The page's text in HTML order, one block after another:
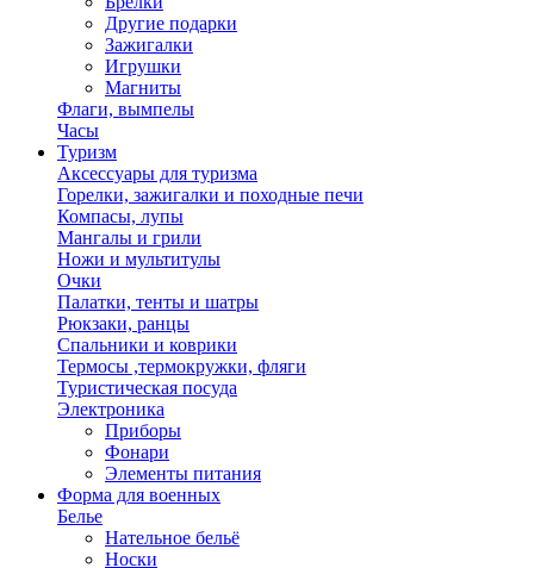
Другие подарки
Зажигалки
Игрушки
Магниты
Флаги, вымпелы
Часы
Туризм
Аксессуары для туризма
Горелки, зажигалки и походные печи
Компасы, лупы
Мангалы и грили
Ножи и мультитулы
Очки
Палатки, тенты и шатры
Рюкзаки, ранцы
Спальники и коврики
Термосы ,термокружки, фляги
Туристическая посуда
Электроника
Приборы
Фонари
Элементы питания
Форма для военных
Белье
Нательное бельё
Носки